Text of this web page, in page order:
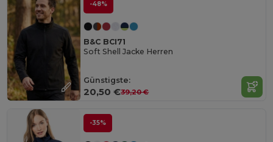
-48%
B&C BCI71
Soft Shell Jacke Herren
Günstigste:
20,50 €39,20 €
-35%